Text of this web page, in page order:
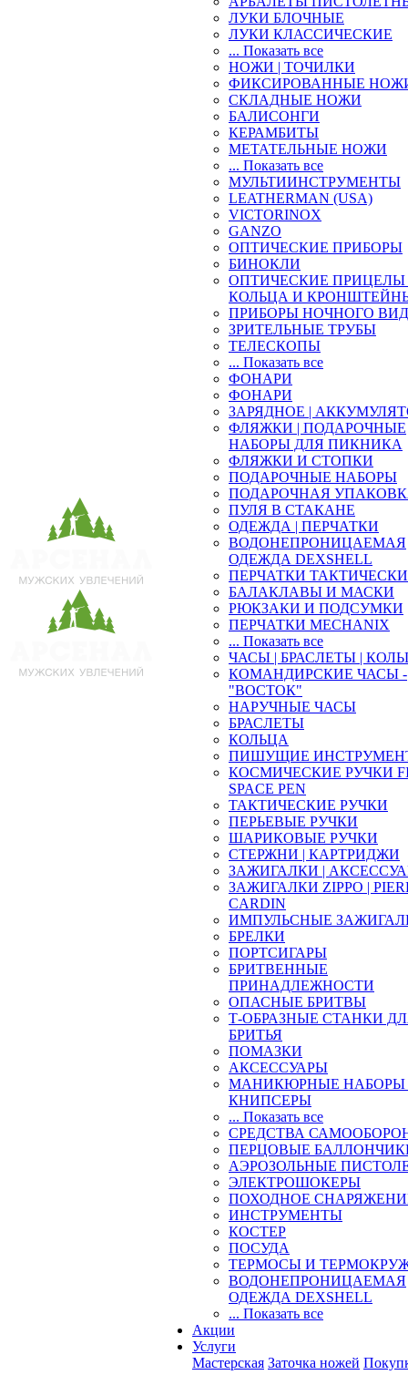
ЛУКИ БЛОЧНЫЕ
ЛУКИ КЛАССИЧЕСКИЕ
... Показать все
НОЖИ | ТОЧИЛКИ
ФИКСИРОВАННЫЕ
СКЛАДНЫЕ НОЖИ
БАЛИСОНГИ
КЕРАМБИТЫ
МЕТАТЕЛЬНЫЕ НОЖИ
... Показать все
МУЛЬТИИНСТРУМЕНТЫ
LEATHERMAN (USA)
VICTORINOX
GANZO
ОПТИЧЕСКИЕ ПРИБОРЫ
БИНОКЛИ
ОПТИЧЕСКИЕ ПРИЦЕЛЫ
КОЛЬЦА И
ПРИБОРЫ НОЧНОГО
ЗРИТЕЛЬНЫЕ ТРУБЫ
ТЕЛЕСКОПЫ
... Показать все
ФОНАРИ
ФОНАРИ
ЗАРЯДНОЕ |
ФЛЯЖКИ | ПОДАРОЧНЫЕ
НАБОРЫ ДЛЯ ПИКНИКА
ФЛЯЖКИ И СТОПКИ
ПОДАРОЧНЫЕ НАБОРЫ
ПОДАРОЧНАЯ
ПУЛЯ В СТАКАНЕ
ОДЕЖДА | ПЕРЧАТКИ
ВОДОНЕПРОНИЦАЕМАЯ
ОДЕЖДА DEXSHELL
ПЕРЧАТКИ
БАЛАКЛАВЫ И МАСКИ
РЮКЗАКИ И ПОДСУМКИ
ПЕРЧАТКИ MECHANIX
... Показать все
ЧАСЫ | БРАСЛЕТЫ |
КОМАНДИРСКИЕ ЧАСЫ -
"ВОСТОК"
НАРУЧНЫЕ ЧАСЫ
БРАСЛЕТЫ
КОЛЬЦА
ПИШУЩИЕ
КОСМИЧЕСКИЕ РУЧКИ
SPACE PEN
ТАКТИЧЕСКИЕ РУЧКИ
ПЕРЬЕВЫЕ РУЧКИ
ШАРИКОВЫЕ РУЧКИ
СТЕРЖНИ | КАРТРИДЖИ
ЗАЖИГАЛКИ |
ЗАЖИГАЛКИ ZIPPO |
CARDIN
ИМПУЛЬСНЫЕ
БРЕЛКИ
ПОРТСИГАРЫ
БРИТВЕННЫЕ
ПРИНАДЛЕЖНОСТИ
ОПАСНЫЕ БРИТВЫ
Т-ОБРАЗНЫЕ СТАНКИ
БРИТЬЯ
ПОМАЗКИ
АКСЕССУАРЫ
МАНИКЮРНЫЕ НАБОРЫ
КНИПСЕРЫ
... Показать все
СРЕДСТВА
ПЕРЦОВЫЕ
АЭРОЗОЛЬНЫЕ
ЭЛЕКТРОШОКЕРЫ
ПОХОДНОЕ
ИНСТРУМЕНТЫ
КОСТЕР
ПОСУДА
ТЕРМОСЫ И
ВОДОНЕПРОНИЦАЕМАЯ
ОДЕЖДА DEXSHELL
... Показать все
Акции
Услуги
Мастерская Заточка ножей